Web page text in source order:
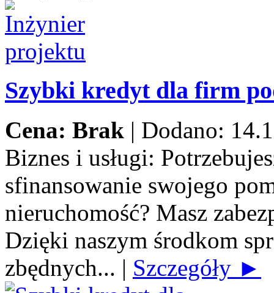
Szybki kredyt dla firm
Cena: Brak | Dodano:
Biznes i usługi:
sfinansowanie swojego
nieruchomość? Masz
Dzięki naszym środkom
zbędnych... | Szczegóły ►